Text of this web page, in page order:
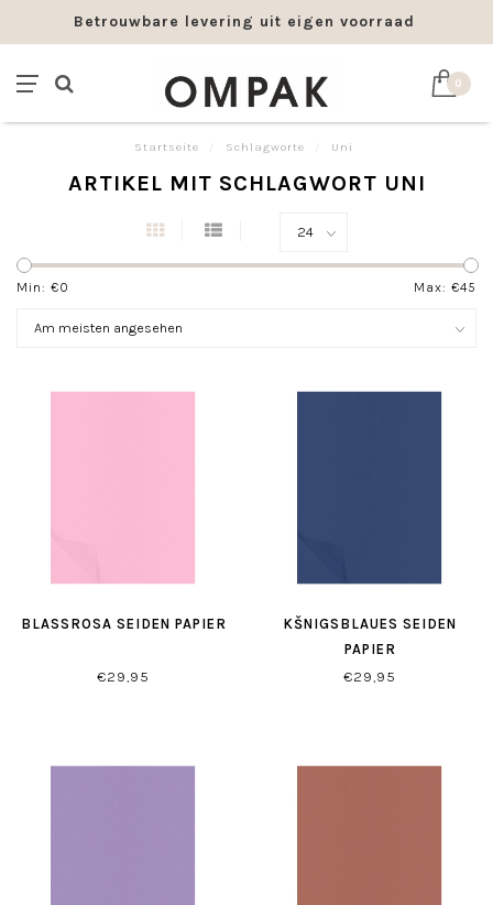
Betrouwbare levering uit eigen voorraad
0
Startseite Schlagworte Uni
ARTIKEL MIT SCHLAGWORT UNI
Min: €0 Max: €45
BLASSROSA SEIDEN PAPIER
€29,95
KŠNIGSBLAUES SEIDEN
PAPIER
€29,95